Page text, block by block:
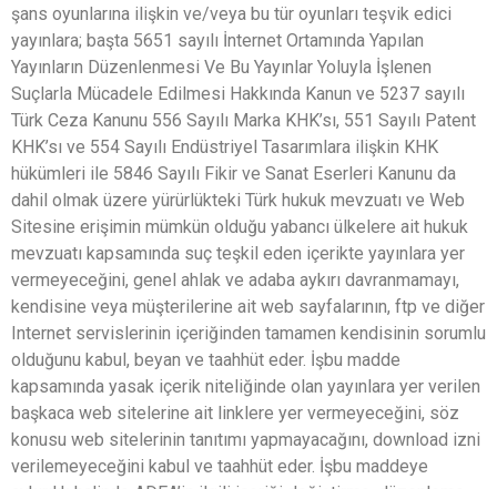
şans oyunlarına ilişkin ve/veya bu tür oyunları teşvik edici
yayınlara; başta 5651 sayılı İnternet Ortamında Yapılan
Yayınların Düzenlenmesi Ve Bu Yayınlar Yoluyla İşlenen
Suçlarla Mücadele Edilmesi Hakkında Kanun ve 5237 sayılı
Türk Ceza Kanunu 556 Sayılı Marka KHK’sı, 551 Sayılı Patent
KHK’sı ve 554 Sayılı Endüstriyel Tasarımlara ilişkin KHK
hükümleri ile 5846 Sayılı Fikir ve Sanat Eserleri Kanunu da
dahil olmak üzere yürürlükteki Türk hukuk mevzuatı ve Web
Sitesine erişimin mümkün olduğu yabancı ülkelere ait hukuk
mevzuatı kapsamında suç teşkil eden içerikte yayınlara yer
vermeyeceğini, genel ahlak ve adaba aykırı davranmamayı,
kendisine veya müşterilerine ait web sayfalarının, ftp ve diğer
Internet servislerinin içeriğinden tamamen kendisinin sorumlu
olduğunu kabul, beyan ve taahhüt eder. İşbu madde
kapsamında yasak içerik niteliğinde olan yayınlara yer verilen
başkaca web sitelerine ait linklere yer vermeyeceğini, söz
konusu web sitelerinin tanıtımı yapmayacağını, download izni
verilemeyeceğini kabul ve taahhüt eder. İşbu maddeye